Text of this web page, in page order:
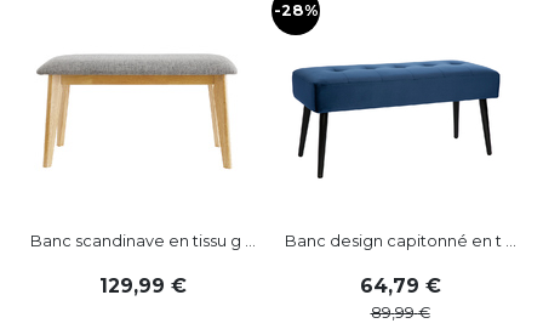
Banc scandinave en tissu g ...
129,99
-28%
Banc design capitonné en t ...
64,79
89,99